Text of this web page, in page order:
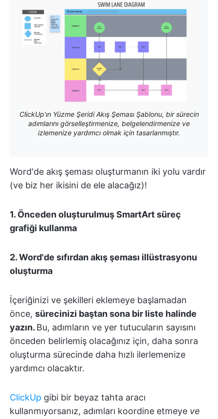
ClickUp'ın Yüzme Şeridi Akış Şeması Şablonu, bir sürecin
adımlarını görselleştirmenize, belgelendirmenize ve
izlemenize yardımcı olmak için tasarlanmıştır.
Word'de akış şeması oluşturmanın iki yolu vardır
(ve biz her ikisini de ele alacağız)!
1. Önceden oluşturulmuş SmartArt süreç
grafiği kullanma
2. Word'de sıfırdan akış şeması illüstrasyonu
oluşturma
İçeriğinizi ve şekilleri eklemeye başlamadan
önce, sürecinizi baştan sona bir liste halinde
yazın. Bu, adımların ve yer tutucuların sayısını
önceden belirlemiş olacağınız için, daha sonra
oluşturma sürecinde daha hızlı ilerlemenize
yardımcı olacaktır.
ClickUp gibi bir beyaz tahta aracı
kullanmıyorsanız, adımları koordine etmeye ve